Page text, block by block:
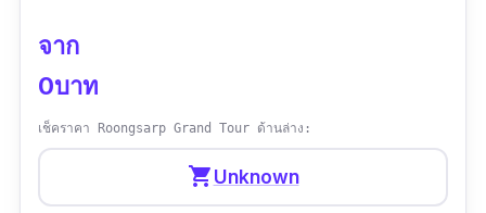
จาก
0บาท
เช็คราคา Roongsarp Grand Tour ด้านล่าง:
shopping_cartUnknown